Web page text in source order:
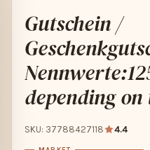
Gutschein /
depending
SKU: 37788427118 4.4